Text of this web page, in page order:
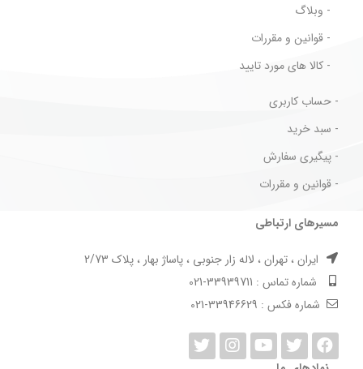
- وبلاگ
- قوانین و مقررات
- کالا های مورد تایید
- حساب کاربری
- سبد خرید
- پیگیری سفارش
- قوانین و مقررات
مسیرهای ارتباطی
ایران ، تهران ، لاله زار جنوبی ، پاساژ بهار ، پلاک 2/73
شماره تماس : 33939711-021
شماره فکس : 33946629-021